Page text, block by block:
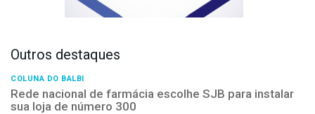
Outros destaques
COLUNA DO BALBI
Rede nacional de farmácia escolhe SJB para instalar
sua loja de número 300